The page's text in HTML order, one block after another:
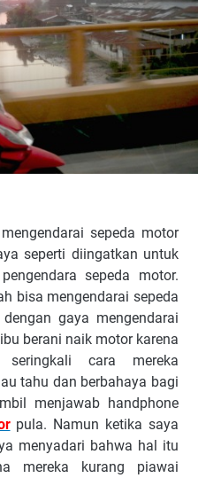
sepeda motor
seperti diingatkan untuk
sepeda motor.
bisa mengendarai sepeda
gaya mengendarai
berani naik motor karena
cara mereka
tahu dan berbahaya bagi
menjawab handphone
pula. Namun ketika saya
menyadari bahwa hal itu
mereka kurang piawai